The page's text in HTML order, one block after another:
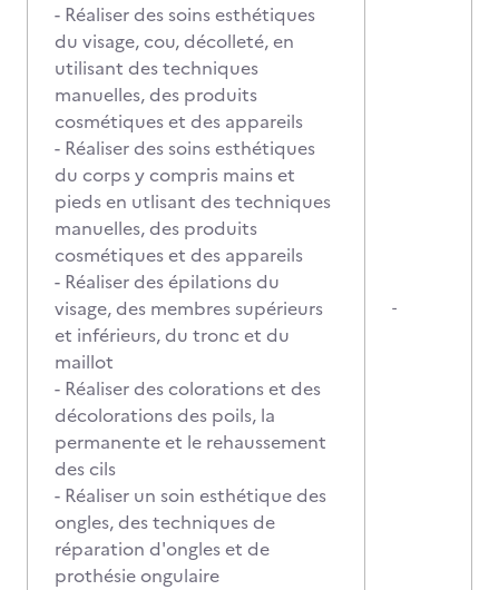
- Réaliser des soins esthétiques
du visage, cou, décolleté, en
utilisant des techniques
manuelles, des produits
cosmétiques et des appareils
- Réaliser des soins esthétiques
du corps y compris mains et
pieds en utlisant des techniques
manuelles, des produits
cosmétiques et des appareils
- Réaliser des épilations du
visage, des membres supérieurs
et inférieurs, du tronc et du
maillot
- Réaliser des colorations et des
décolorations des poils, la
permanente et le rehaussement
des cils
- Réaliser un soin esthétique des
ongles, des techniques de
réparation d'ongles et de
prothésie ongulaire
-